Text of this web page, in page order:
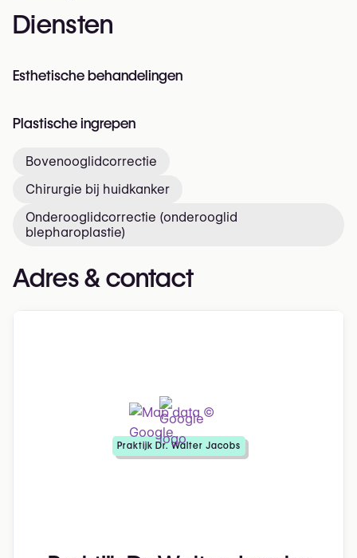
Diensten
Esthetische behandelingen
Plastische ingrepen
Bovenooglidcorrectie
Chirurgie bij huidkanker
Onderooglidcorrectie (onderooglid
blepharoplastie)
Adres & contact
Praktijk Dr. Walter Jacobs